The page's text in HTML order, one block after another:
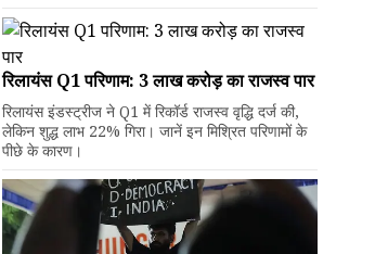
रिलायंस Q1 परिणाम: ₹3 लाख करोड़ का राजस्व पार
रिलायंस इंडस्ट्रीज ने Q1 में रिकॉर्ड राजस्व वृद्धि दर्ज की,
लेकिन शुद्ध लाभ 22% गिरा। जानें इन मिश्रित परिणामों के
पीछे के कारण।